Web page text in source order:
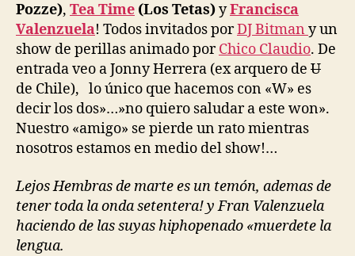
Pozze), Tea Time (Los Tetas)yFrancisca
Valenzuela! Todos invitados porDJ Bitman y un
show de perillas animado porChico Claudio. De
entrada veo a Jonny Herrera (ex arquero de U
de Chile), lo único que hacemos con «W» es
decir los dos»…»no quiero saludar a este won».
Nuestro «amigo» se pierde un rato mientras
nosotros estamos en medio del show!…
LejosHembras de marte es un temón, ademas de
tener toda la onda setentera! y Fran Valenzuela
haciendo de las suyas hiphopenado «muerdete la
lengua.